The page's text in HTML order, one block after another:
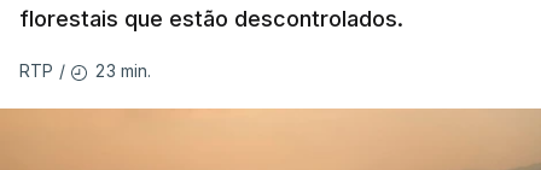
florestais que estão descontrolados.
RTP / 23 min.